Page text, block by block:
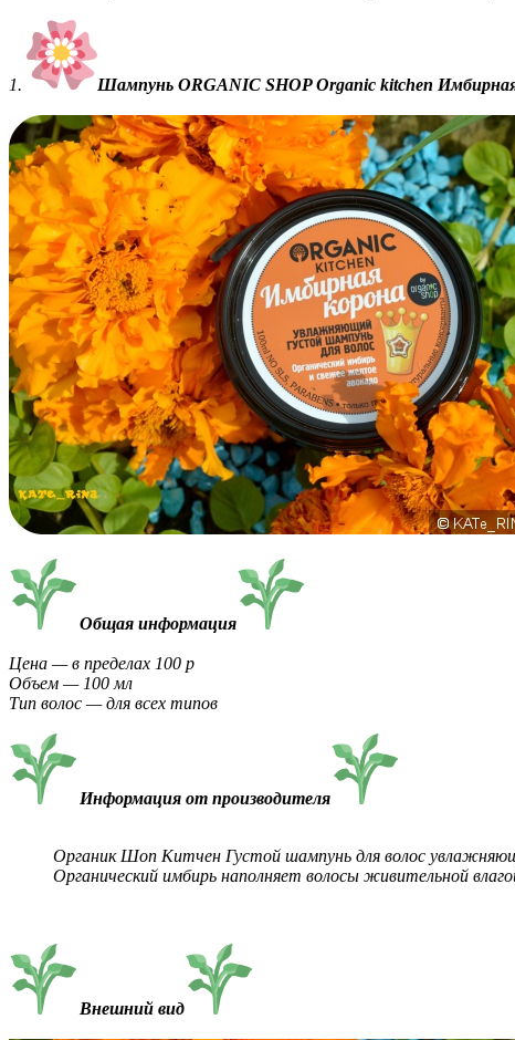
1. Шампунь ORGANIC SHOP Organic kitchen
Общая информация
Цена — в пределах 100 р
Объем — 100 мл
Тип волос — для всех типов
Информация от производителя
Органик Шоп Китчен Густой шампунь для волос
Органический имбирь наполняет волосы живительной
Внешний вид